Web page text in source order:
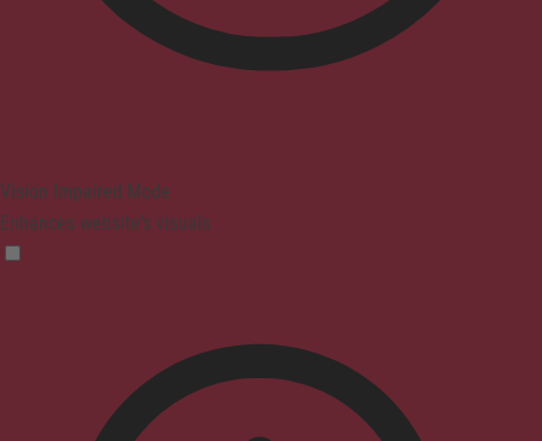
Vision Impaired Mode
Enhances website's visuals